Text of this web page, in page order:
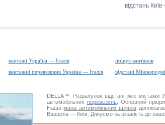
відстань Київ
вантажі Україна — Італія
пошук вантажів
вантажні перевезення Україна — Італія відстані Міжнародні
DELLA™ Розрахунок відстані між містами
автомобільнихперевезень . Основний
Нашамапа автомобільних шляхів
Ваццола — Київ. Дякуємо за цікавість до